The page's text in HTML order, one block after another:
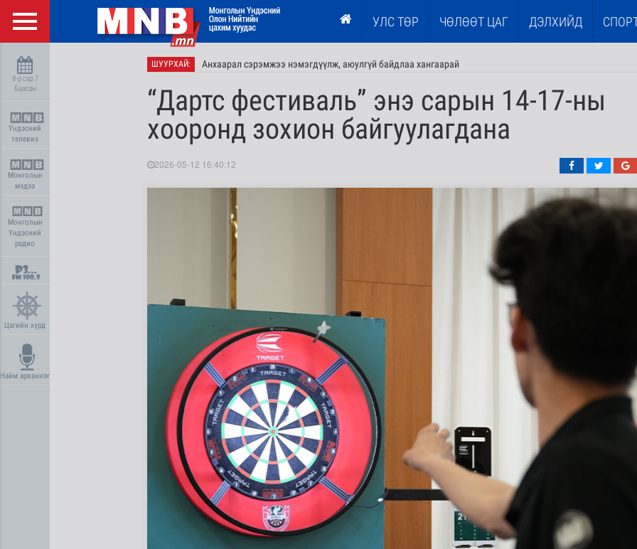
УЛС ТӨР ЧӨЛӨӨТ ЦАГ ДЭЛХИЙД
8-р сар 7
Баасан
Үндэсний
телевиз
Монголын
мэдээ
Монголын
Үндэсний
радио
Цагийн хүрд
Найм арваннэг
ШУУРХАЙ: Анхаарал сэрэмжээ нэмэгдүүлж, аюулгүй байдлаа хангаарай
Нийгмийн даатгалын сангийн хөрөнгө 7.6 тэрбум төгрөгөөр арвижлаа
“Дартс фестиваль” энэ сарын 14-17-ны
хооронд зохион байгуулагдана
2026-05-12 16:40:12